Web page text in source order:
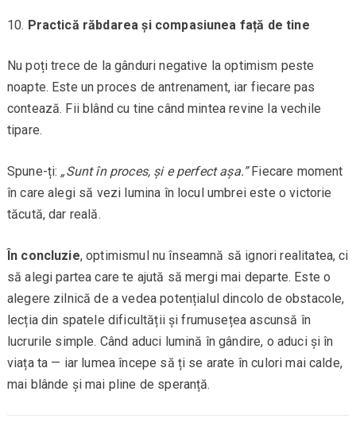
Practică răbdarea și compasiunea față de tine
Nu poți trece de la gânduri negative la optimism peste
noapte. Este un proces de antrenament, iar fiecare pas
contează. Fii blând cu tine când mintea revine la vechile
tipare.
Spune-ți: „Sunt în proces, și e perfect așa.”Fiecare moment
în care alegi să vezi lumina în locul umbrei este o victorie
tăcută, dar reală.
În concluzie, optimismul nu înseamnă să ignori realitatea, ci
să alegi partea care te ajută să mergi mai departe. Este o
alegere zilnică de a vedea potențialul dincolo de obstacole,
lecția din spatele dificultății și frumusețea ascunsă în
lucrurile simple. Când aduci lumină în gândire, o aduci și în
viața ta — iar lumea începe să ți se arate în culori mai calde,
mai blânde și mai pline de speranță.